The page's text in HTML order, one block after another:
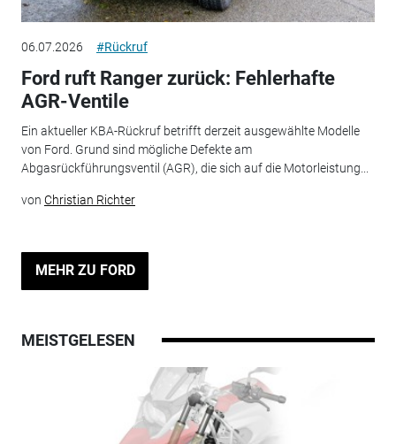
06.07.2026 #Rückruf
Ford ruft Ranger zurück: Fehlerhafte
AGR-Ventile
Ein aktueller KBA-Rückruf betrifft derzeit ausgewählte Modelle
von Ford. Grund sind mögliche Defekte am
Abgasrückführungsventil (AGR), die sich auf die Motorleistung...
von Christian Richter
MEHR ZU FORD
MEISTGELESEN